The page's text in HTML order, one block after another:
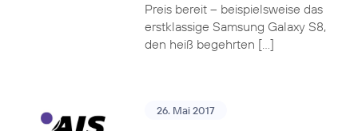
Preis bereit – beispielsweise das
erstklassige Samsung Galaxy S8,
den heiß begehrten […]
26. Mai 2017